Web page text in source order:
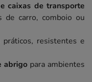
caixas de transporte
de carro, comboio ou
práticos, resistentes e
abrigo para ambientes